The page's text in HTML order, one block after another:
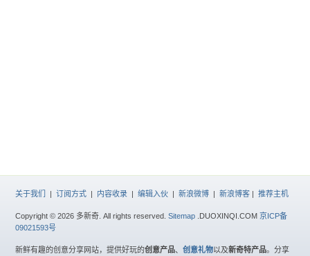
关于我们 |订阅方式 内容收录 |编辑入伙 |新浪微博 |新浪博客 |推荐主机
Copyright © 2026 多新奇. All rights reserved.Sitemap .DUOXINQI.COM 京ICP备
09021593号
新鲜有趣的创意分享网站，提供好玩的创意产品、创意礼物以及新奇特产品。分享